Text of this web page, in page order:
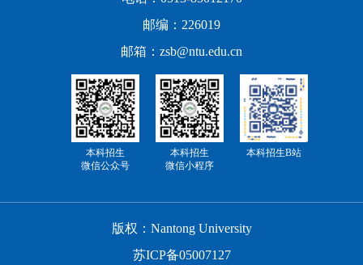
邮编：226019
邮箱：zsb@ntu.edu.cn
本科招生
微信公众号
本科招生
微信小程序
本科招生B站
版权：Nantong University
苏ICP备05007127